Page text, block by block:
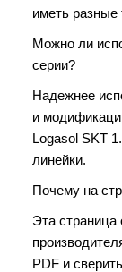
иметь разные
Можно ли
серии?
Надежнее
и
Logasol SKT
линейки.
Почему на
Эта страница
PDF и